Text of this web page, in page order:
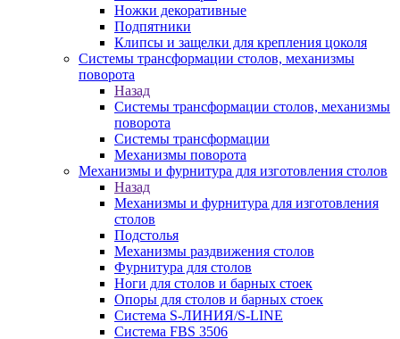
Ножки декоративные
Подпятники
Клипсы и защелки для крепления цоколя
Системы трансформации столов, механизмы
поворота
Назад
Системы трансформации столов, механизмы
поворота
Системы трансформации
Механизмы поворота
Механизмы и фурнитура для изготовления столов
Назад
Механизмы и фурнитура для изготовления
столов
Подстолья
Механизмы раздвижения столов
Фурнитура для столов
Ноги для столов и барных стоек
Опоры для столов и барных стоек
Система S-ЛИНИЯ/S-LINE
Система FBS 3506